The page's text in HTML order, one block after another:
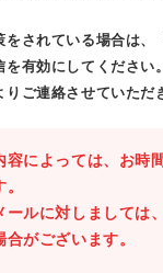
されている場合は、
有効にしてください。
ご連絡させていただ
容によっては、お時
ールに対しましては
がございます。